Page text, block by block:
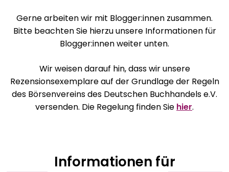
Gerne arbeiten wir mit Blogger:innen zusammen.
Bitte beachten Sie hierzu unsere Informationen für
Blogger:innen weiter unten.
Wir weisen darauf hin, dass wir unsere
Rezensionsexemplare auf der Grundlage der Regeln
des Börsenvereins des Deutschen Buchhandels e.V.
versenden. Die Regelung finden Sie hier.
Informationen für